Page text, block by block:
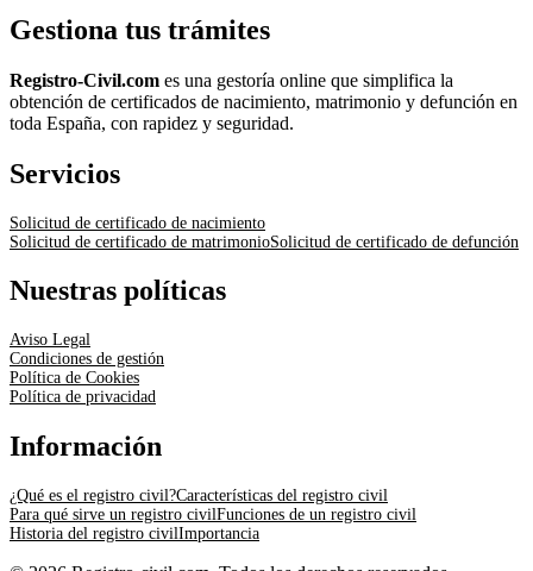
Gestiona tus trámites
Registro-Civil.com es una gestoría online que simplifica la
obtención de certificados de nacimiento, matrimonio y defunción en
toda España, con rapidez y seguridad.
Servicios
Solicitud de certificado de nacimiento
Solicitud de certificado de matrimonioSolicitud de certificado de defunción
Nuestras políticas
Aviso Legal
Condiciones de gestión
Política de Cookies
Política de privacidad
Información
¿Qué es el registro civil?Características del registro civil
Para qué sirve un registro civilFunciones de un registro civil
Historia del registro civilImportancia